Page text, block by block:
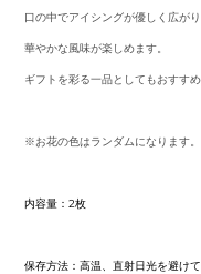
口の中でアイシングが優しく広がり
華やかな風味が楽しめます。
ギフトを彩る一品としてもおすすめ
※お花の色はランダムになります。
内容量：2枚
保存方法：高温、直射日光を避け